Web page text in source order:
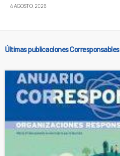
4 AGOSTO, 2026
Últimas publicaciones Corresponsables